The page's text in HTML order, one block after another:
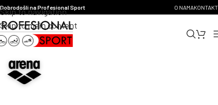
Skip to navigation
Skip to main content
Dobrodošli na Profesional Sport O NAMAKONTAKT